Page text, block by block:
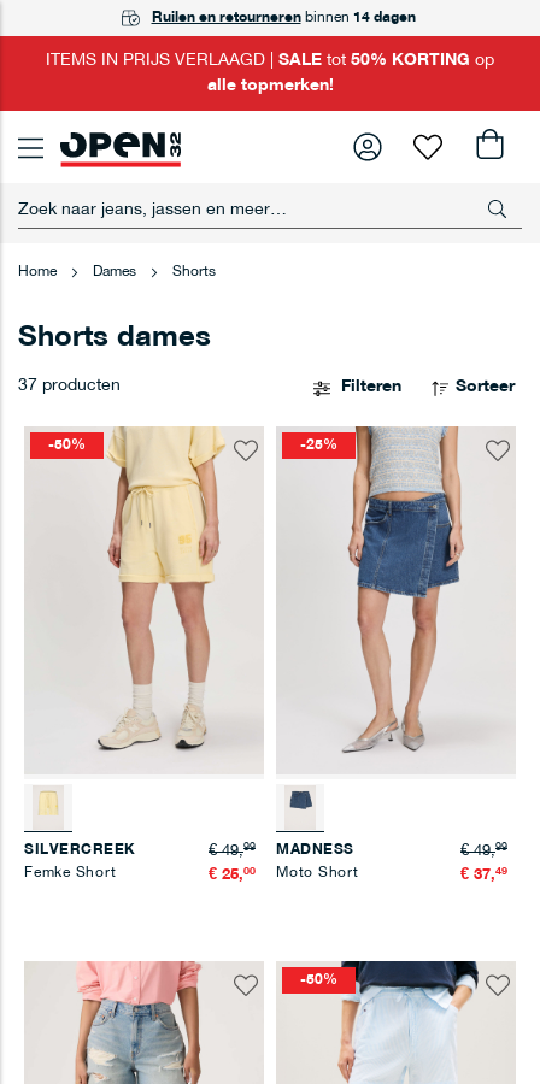
GRATIS ophalen in één van onze winkels
Ruilen en retourneren binnen 14 dagen
Achteraf betalen met Riverty
ITEMS IN PRIJS VERLAAGD | SALE tot 50% KORTING op
alle topmerken!
Home Dames Shorts
Shorts dames
Sorteer
Filteren
37 producten
-50%
Voeg
SILVERCREEK
Femke Short
€ 49,99
€ 25,00
-25%
Voeg
MADNESS
Moto Short
€ 49,99
€ 37,49
Voeg
-50%
Voeg